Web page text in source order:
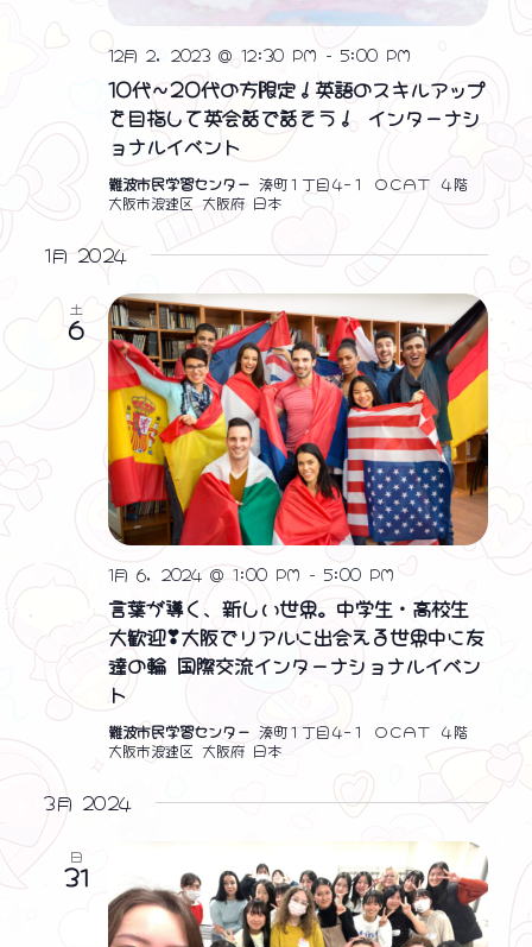
10代～20代の方限定！英語のスキルアップ
を目指して英会話で話そう！ インターナシ
ョナルイベント
12月 2, 2023 @ 12:30 PM -5:00 PM
難波市民学習センター湊町１丁目４−１ ＯＣＡＴ ４階
大阪市浪速区 大阪府 日本
1月 2024
土
6
言葉が導く、新しい世界。中学生・高校生
大歓迎❣大阪でリアルに出会える世界中に友
達の輪 国際交流インターナショナルイベン
ト
1月 6, 2024 @ 1:00 PM -5:00 PM
難波市民学習センター湊町１丁目４−１ ＯＣＡＴ ４階
大阪市浪速区 大阪府 日本
3月 2024
日
31